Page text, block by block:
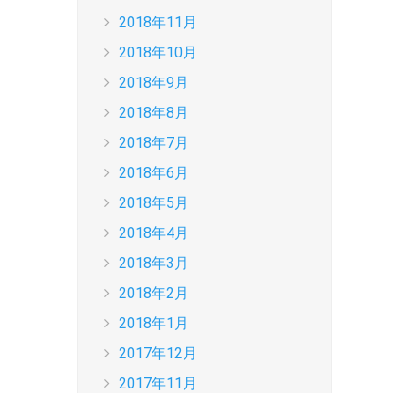
2018年11月
2018年10月
2018年9月
2018年8月
2018年7月
2018年6月
2018年5月
2018年4月
2018年3月
2018年2月
2018年1月
2017年12月
2017年11月